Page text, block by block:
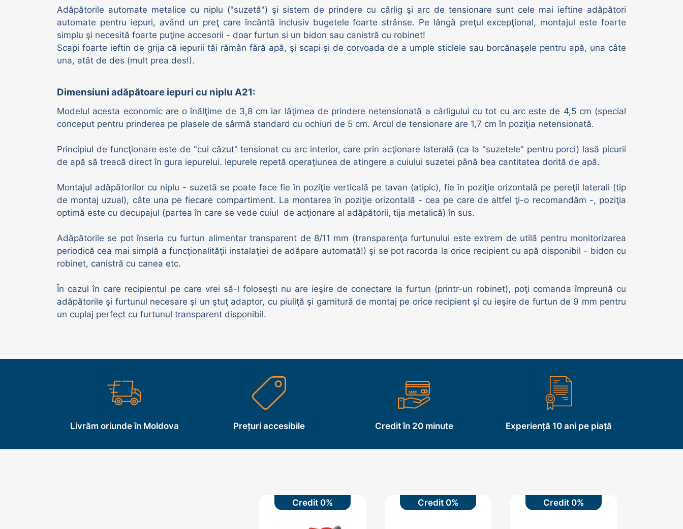
Adăpători vaci | oi | porci
Adăpătorile automate metalice cu niplu ("suzetă") şi sistem de prindere cu cârlig şi arc de tensionare sunt cele mai ieftine adăpători
automate pentru iepuri, având un preţ care încântă inclusiv bugetele foarte strânse. Pe lângă preţul excepţional, montajul este foarte
simplu şi necesită foarte puţine accesorii - doar furtun si un bidon sau canistră cu robinet!
Scapi foarte ieftin de grija că iepurii tăi rămân fără apă, şi scapi şi de corvoada de a umple sticlele sau borcănaşele pentru apă, una câte
una, atât de des (mult prea des!).
Dimensiuni adăpătoare iepuri cu niplu A21:
Modelul acesta economic are o înălţime de 3,8 cm iar lăţimea de prindere netensionată a cârligului cu tot cu arc este de 4,5 cm (special
conceput pentru prinderea pe plasele de sârmă standard cu ochiuri de 5 cm. Arcul de tensionare are 1,7 cm în poziţia netensionată.
Principiul de funcţionare este de "cui căzut" tensionat cu arc interior, care prin acţionare laterală (ca la "suzetele" pentru porci) lasă picurii
de apă să treacă direct în gura iepurelui. Iepurele repetă operaţiunea de atingere a cuiului suzetei până bea cantitatea dorită de apă.
Montajul adăpătorilor cu niplu - suzetă se poate face fie în poziţie verticală pe tavan (atipic), fie în poziţie orizontală pe pereţii laterali (tip
de montaj uzual), câte una pe fiecare compartiment. La montarea în poziţie orizontală - cea pe care de altfel ţi-o recomandăm -, poziţia
optimă este cu decupajul (partea în care se vede cuiul de acţionare al adăpătorii, tija metalică) în sus.
Adăpătorile se pot înseria cu furtun alimentar transparent de 8/11 mm (transparenţa furtunului este extrem de utilă pentru monitorizarea
periodică cea mai simplă a funcţionalităţii instalaţiei de adăpare automată!) şi se pot racorda la orice recipient cu apă disponibil - bidon cu
robinet, canistră cu canea etc.
În cazul în care recipientul pe care vrei să-l foloseşti nu are ieşire de conectare la furtun (printr-un robinet), poţi comanda împreună cu
adăpătorile şi furtunul necesare şi un ştuţ adaptor, cu piuliţă şi garnitură de montaj pe orice recipient şi cu ieşire de furtun de 9 mm pentru
un cuplaj perfect cu furtunul transparent disponibil.
Livrăm oriunde în Moldova Prețuri accesibile Credit în 20 minute Experiență 10 ani pe piață
Credit 0% Credit 0% Credit 0%